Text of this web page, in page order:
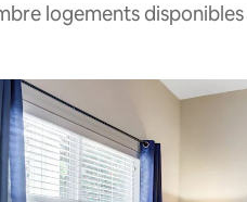
logements disponibles